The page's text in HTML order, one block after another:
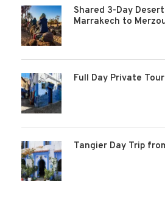
Shared 3-Day
Marrakech to
Full Day Private
Tangier Day Trip